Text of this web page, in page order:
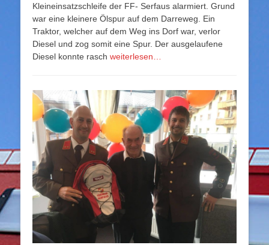
Kleineinsatzschleife der FF- Serfaus alarmiert. Grund
war eine kleinere Ölspur auf dem Darreweg. Ein
Traktor, welcher auf dem Weg ins Dorf war, verlor
Diesel und zog somit eine Spur. Der ausgelaufene
Diesel konnte rasch weiterlesen…